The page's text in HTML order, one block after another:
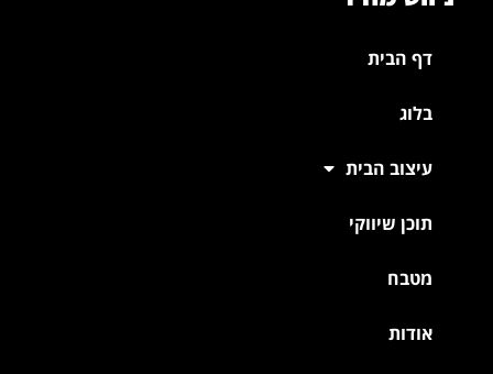
דף הבית
בלוג
עיצוב הבית
תוכן שיווקי
מטבח
אודות